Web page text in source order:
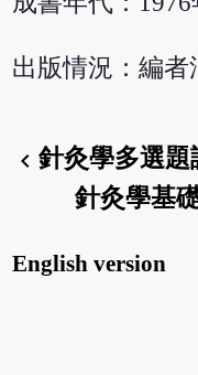
出版情況：編者
chevron_left針灸學多選題
針灸學基
English version